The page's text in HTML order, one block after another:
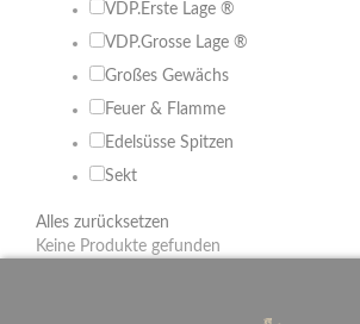
VDP.Erste Lage ®
VDP.Grosse Lage ®
Großes Gewächs
Feuer & Flamme
Edelsüsse Spitzen
Sekt
Alles zurücksetzen
Keine Produkte gefunden